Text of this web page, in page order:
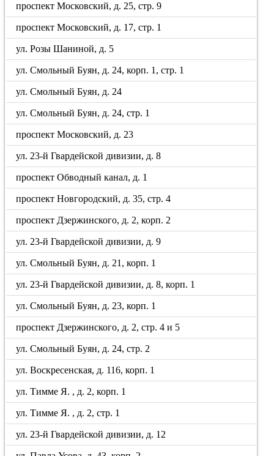
проспект Московский, д. 25, стр. 9
проспект Московский, д. 17, стр. 1
ул. Розы Шаниной, д. 5
ул. Смольный Буян, д. 24, корп. 1, стр. 1
ул. Смольный Буян, д. 24
ул. Смольный Буян, д. 24, стр. 1
проспект Московский, д. 23
ул. 23-й Гвардейской дивизии, д. 8
проспект Обводный канал, д. 1
проспект Новгородский, д. 35, стр. 4
проспект Дзержинского, д. 2, корп. 2
ул. 23-й Гвардейской дивизии, д. 9
ул. Смольный Буян, д. 21, корп. 1
ул. 23-й Гвардейской дивизии, д. 8, корп. 1
ул. Смольный Буян, д. 23, корп. 1
проспект Дзержинского, д. 2, стр. 4 и 5
ул. Смольный Буян, д. 24, стр. 2
ул. Воскресенская, д. 116, корп. 1
ул. Тимме Я. , д. 2, корп. 1
ул. Тимме Я. , д. 2, стр. 1
ул. 23-й Гвардейской дивизии, д. 12